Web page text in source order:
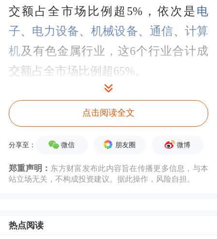
交额占全市场比例超5%，依次是 电
子、 电力设备、 机械设备、 通信、 计算
机及有色金属行业，这6个行业合计成
交额占全市场比例超65%。
电子、电力设备表现尤为突出，今年以
来已连续5个月单月成交额占比超过
10%。5月份，两个行业成交总额占比
点击阅读全文
分享至： 微信 朋友圈 微博
郑重声明： 东方财富发布此内容旨在传播更多信息，与本
站立场无关，不构成投资建议。据此操作，风险自担。
热点阅读